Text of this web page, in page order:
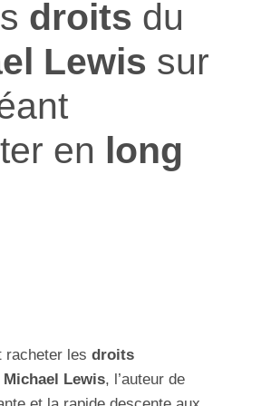
droits du
Lewis sur
en long
racheter les droits
Lewis, l’auteur de